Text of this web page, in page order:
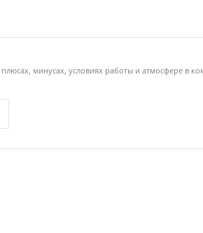
минусах, условиях работы и атмосфере в